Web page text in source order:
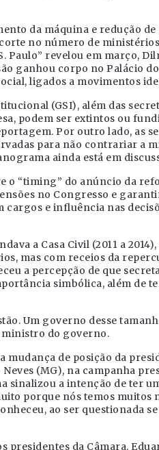
da máquina e redução
no número de
Paulo” revelou em março,
ganhou corpo no Palácio
ligados a movimentos
(GSI), além das
podem ser extintos ou
Por outro lado, as
para não contrariar a
ainda está em
o “timing” do anúncio da
no Congresso e
cargos e influência nas
a Casa Civil (2011 a
mas com receios da
a percepção de que
simbólica, além de
Um governo desse
ministro do governo.
mudança de posição da
(MG), na campanha
sinalizou a intenção de ter
porque nós temos muitos
ao ser questionada
da Câmara,